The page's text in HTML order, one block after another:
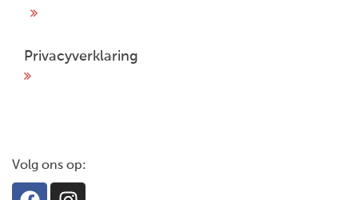
Privacyverklaring
Volg ons op: